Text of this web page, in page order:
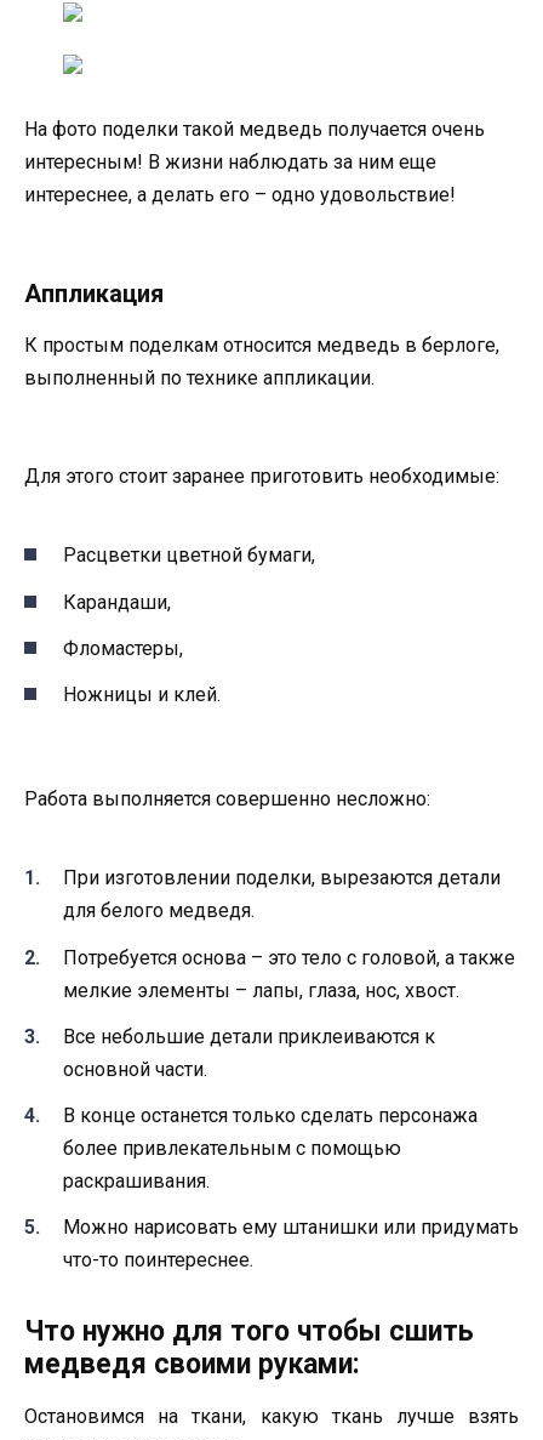
На фото поделки такой медведь получается очень
интересным! В жизни наблюдать за ним еще
интереснее, а делать его – одно удовольствие!
Аппликация
К простым поделкам относится медведь в берлоге,
выполненный по технике аппликации.
Для этого стоит заранее приготовить необходимые:
Расцветки цветной бумаги,
Карандаши,
Фломастеры,
Ножницы и клей.
Работа выполняется совершенно несложно:
При изготовлении поделки, вырезаются детали
для белого медведя.
Потребуется основа – это тело с головой, а также
мелкие элементы – лапы, глаза, нос, хвост.
Все небольшие детали приклеиваются к
основной части.
В конце останется только сделать персонажа
более привлекательным с помощью
раскрашивания.
Можно нарисовать ему штанишки или придумать
что-то поинтереснее.
Что нужно для того чтобы сшить
медведя своими руками:
Остановимся на ткани, какую ткань лучше взять